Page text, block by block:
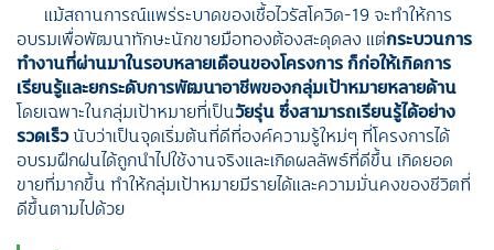
แม้สถานการณ์แพร่ระบาดของเชื้อไวรัสโควิด-19 จะทำให้การ
อบรมเพื่อพัฒนาทักษะนักขายมือทองต้องสะดุดลง แต่กระบวนการ
ทำงานที่ผ่านมาในรอบหลายเดือนของโครงการ ก็ก่อให้เกิดการ
เรียนรู้และยกระดับการพัฒนาอาชีพของกลุ่มเป้าหมายหลายด้าน
โดยเฉพาะในกลุ่มเป้าหมายที่เป็นวัยรุ่น ซึ่งสามารถเรียนรู้ได้อย่าง
รวดเร็วนับว่าเป็นจุดเริ่มต้นที่ดีที่องค์ความรู้ใหม่ๆ ที่โครงการได้
อบรมฝึกฝนได้ถูกนำไปใช้งานจริงและเกิดผลลัพธ์ที่ดีขึ้น เกิดยอด
ขายที่มากขึ้น ทำให้กลุ่มเป้าหมายมีรายได้และความมั่นคงของชีวิตที่
ดีขึ้นตามไปด้วย